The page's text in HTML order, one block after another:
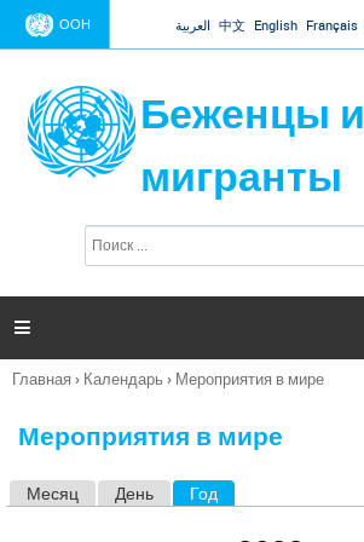
Jump to navigation
ООН العربية 中文 English Français
Беженцы и
мигранты
п
и

Вы
Главная › Календарь › Мероприятия в мире
Мероприятия в мире
Месяц День Год